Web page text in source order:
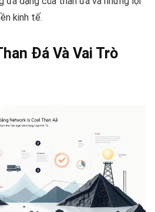
kinh tế.
Đá Và Vai Trò